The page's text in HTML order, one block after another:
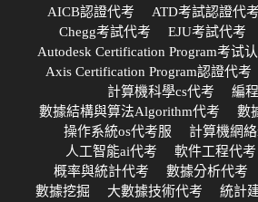
AICB認證代考
ATD考試認證代考
Chegg考試代考
EJU考試代考
Autodesk Certification Program考试
Axis Certification Program認證代考
計算機科學cs代考
編
數據結構與算法Algorithm代考
數
操作系統os代考服
計算機網
人工智能ai代考
軟件工程代考
概率與統計代考
數據分析代考
數據挖掘
大數據技術代考 統計